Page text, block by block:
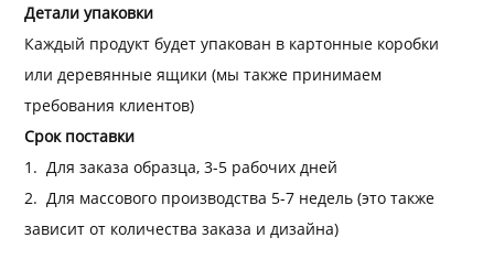
Детали упаковки
Каждый продукт будет упакован в картонные коробки
или деревянные ящики (мы также принимаем
требования клиентов)
Срок поставки
1. Для заказа образца, 3-5 рабочих дней
2. Для массового производства 5-7 недель (это также
зависит от количества заказа и дизайна)